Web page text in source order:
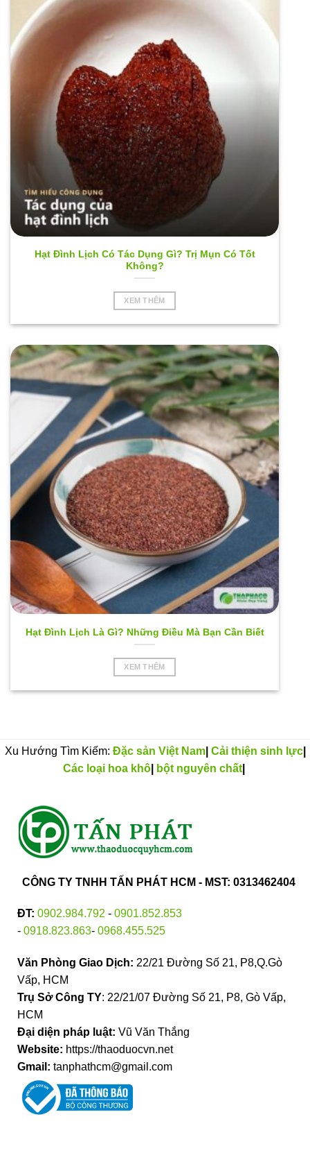
Hạt Đình Lịch Có Tác Dụng Gì? Trị Mụn Có Tốt
Không?
XEM THÊM
Hạt Đình Lịch Là Gì? Những Điều Mà Bạn Cần Biết
XEM THÊM
Xu Hướng Tìm Kiếm: Đặc sản Việt Nam| Cải thiện sinh lực|
Các loại hoa khô| bột nguyên chất|
CÔNG TY TNHH TẤN PHÁT HCM - MST: 0313462404
ĐT: 0902.984.792 - 0901.852.853
- 0918.823.863- 0968.455.525
Văn Phòng Giao Dịch: 22/21 Đường Số 21, P8,Q.Gò
Vấp, HCM
Trụ Sở Công TY: 22/21/07 Đường Số 21, P8, Gò Vấp,
HCM
Đại diện pháp luật: Vũ Văn Thắng
Website: https://thaoduocvn.net
Gmail: tanphathcm@gmail.com